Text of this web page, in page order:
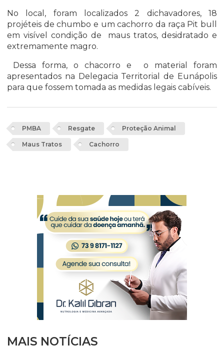
No local, foram localizados 2 dichavadores, 18
projéteis de chumbo e um cachorro da raça Pit bull
em visível condição de maus tratos, desidratado e
extremamente magro.
Dessa forma, o chacorro e o material foram
apresentados na Delegacia Territorial de Eunápolis
para que fossem tomada as medidas legais cabíveis.
PMBA Resgate Proteção Animal
Maus Tratos Cachorro
MAIS NOTÍCIAS